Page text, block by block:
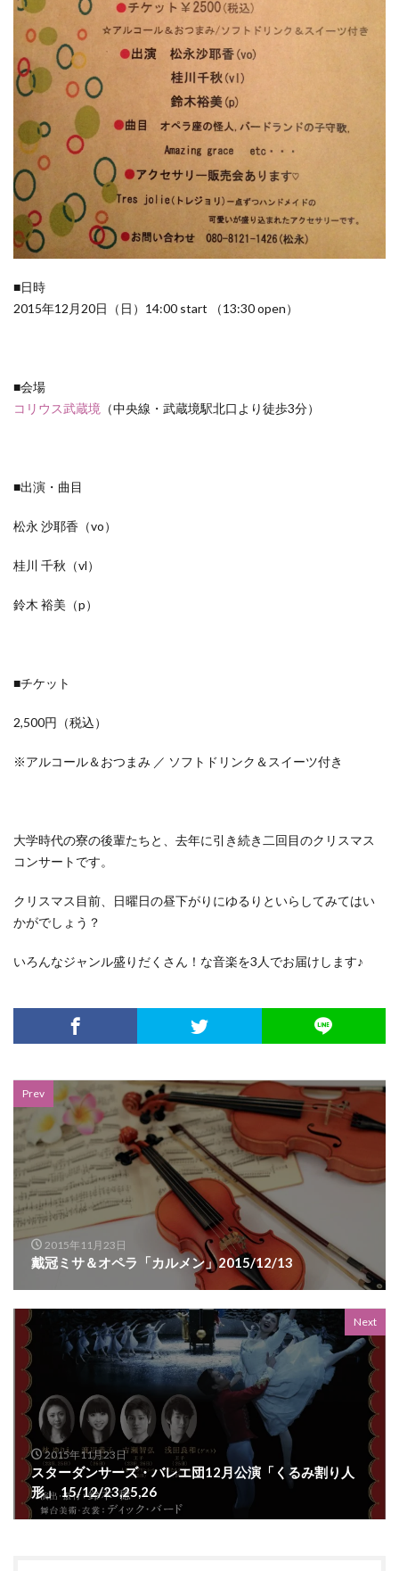
■日時
2015年12月20日（日）14:00 start （13:30 open）
■会場
コリウス武蔵境 （中央線・武蔵境駅北口より徒歩3分）
■出演・曲目
松永 沙耶香（vo）
桂川 千秋（vl）
鈴木 裕美（p）
■チケット
2,500円（税込）
※アルコール＆おつまみ ／ ソフトドリンク＆スイーツ付き
大学時代の寮の後輩たちと、去年に引き続き二回目のクリスマス
コンサートです。
クリスマス目前、日曜日の昼下がりにゆるりといらしてみてはい
かがでしょう？
いろんなジャンル盛りだくさん！な音楽を3人でお届けします♪
Prev
2015年11月23日
戴冠ミサ＆オペラ「カルメン」2015/12/13
Next
2015年11月23日
スターダンサーズ・バレエ団12月公演「くるみ割り人
形」 15/12/23,25,26